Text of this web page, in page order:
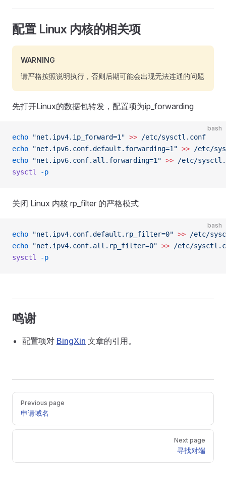
配置 Linux 内核的相关项
WARNING
请严格按照说明执行，否则后期可能会出现无法连通的问题
先打开Linux的数据包转发，配置项为ip_forwarding
bash
echo "net.ipv4.ip_forward=1" >> /etc/sysctl.conf
echo "net.ipv6.conf.default.forwarding=1" >> /etc/
echo "net.ipv6.conf.all.forwarding=1" >> /etc/
sysctl
-p
关闭 Linux 内核 rp_filter 的严格模式
bash
echo "net.ipv4.conf.default.rp_filter=0" >> /etc/
echo "net.ipv4.conf.all.rp_filter=0" >> /etc/
sysctl
-p
鸣谢
配置项对 BingXin 文章的引用。
Pager
Previous page
申请域名
Next page
寻找对端